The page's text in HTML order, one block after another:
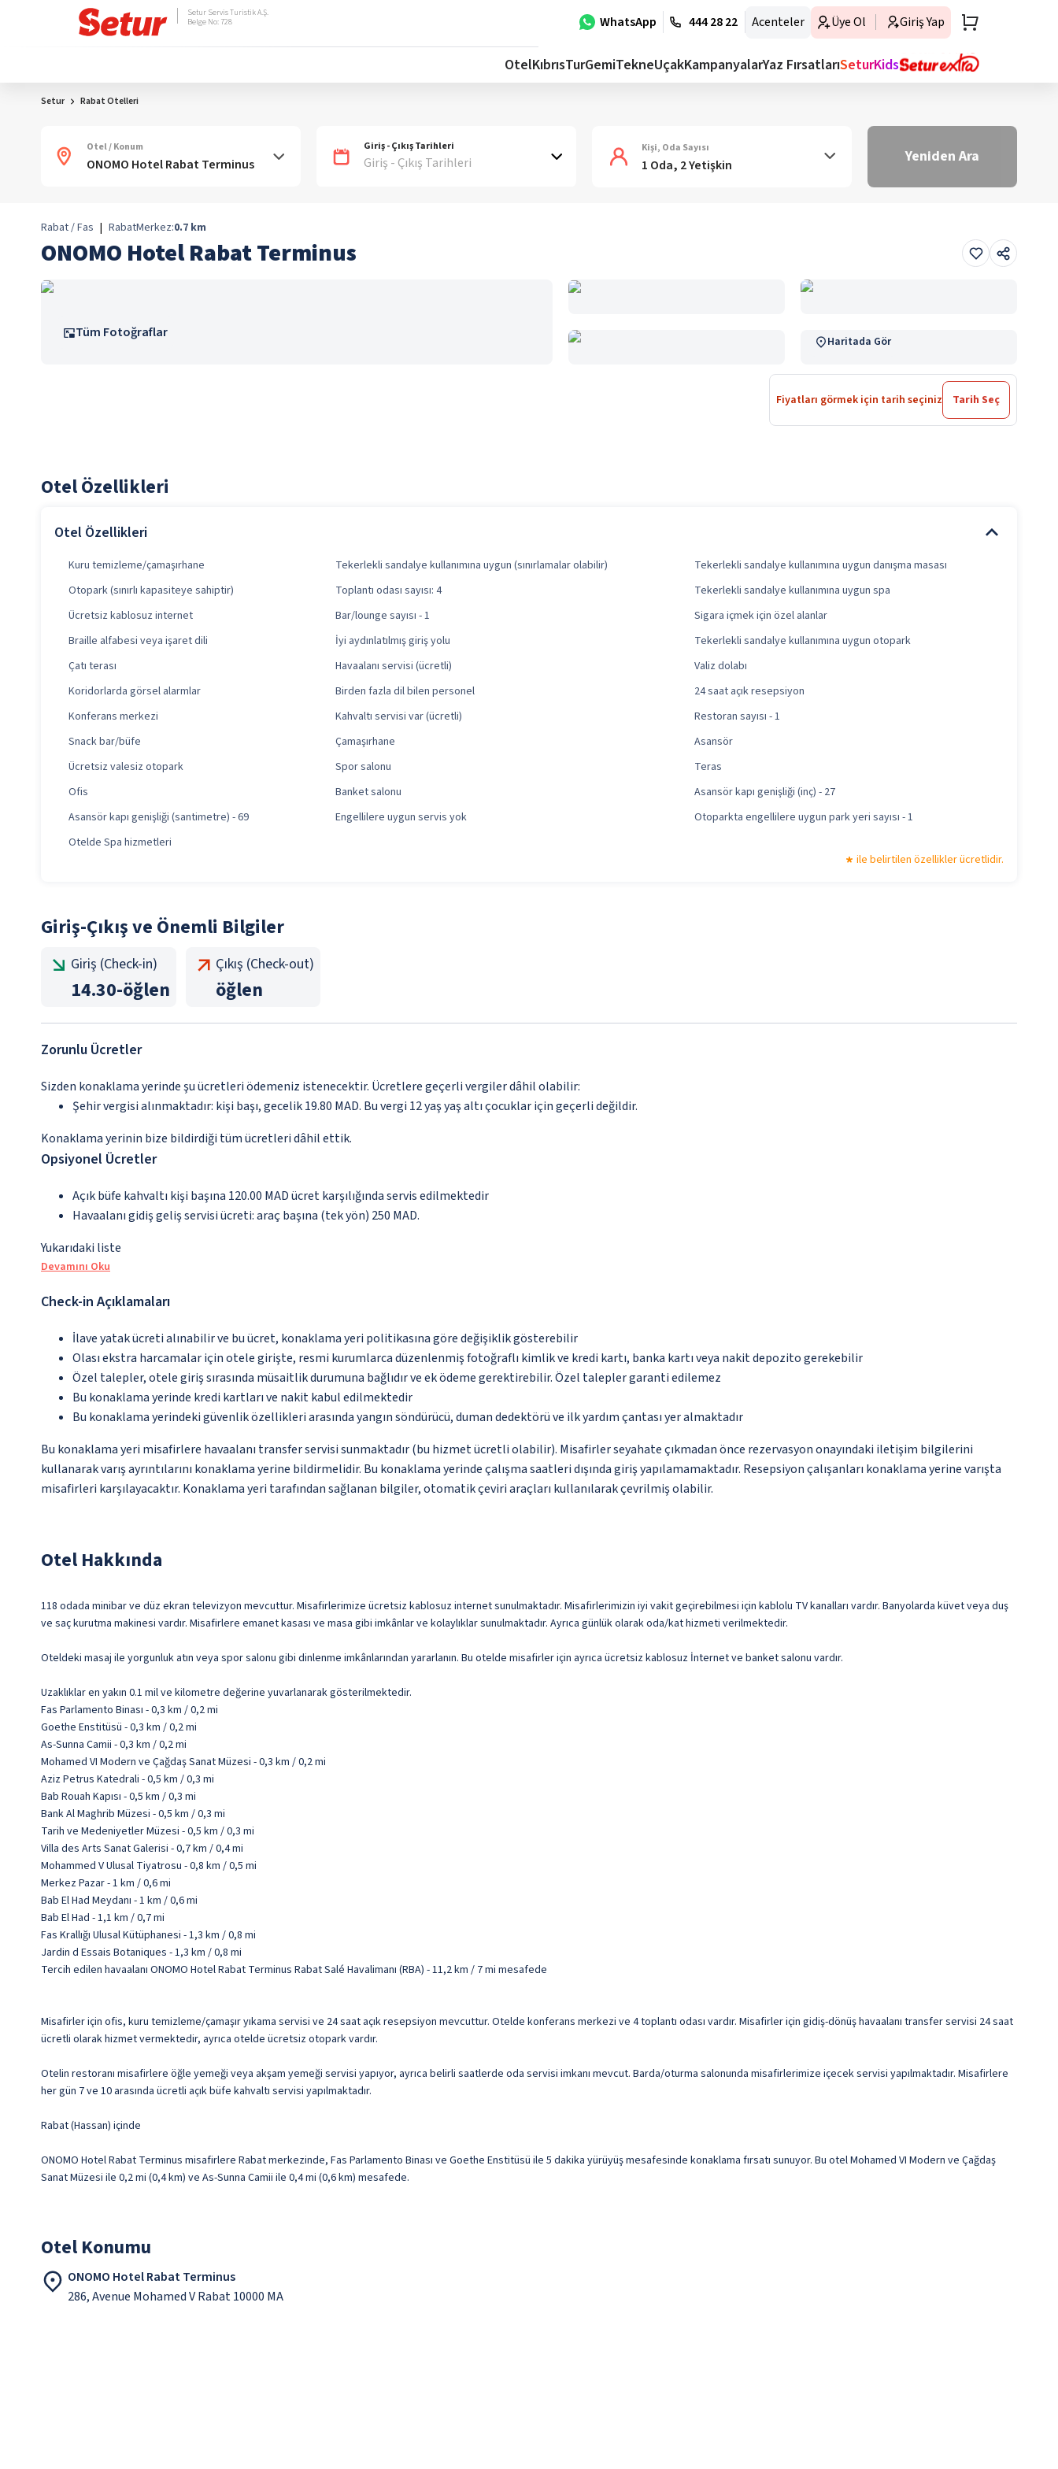
WhatsApp 444 28 22 Acenteler Üye Ol Giriş Yap
Setur Servis Turistik A.Ş.
Belge No: 728
OtelKıbrısTurGemiTekneUçakKampanyalarYaz FırsatlarıSeturKids
Setur Rabat Otelleri
Otel / Konum Giriş - Çıkış Tarihleri
Giriş - Çıkış Tarihleri
Kişi, Oda Sayısı
1 Oda, 2 Yetişkin Yeniden Ara
Rabat / Fas | RabatMerkez:0.7 km
ONOMO Hotel Rabat Terminus
Tüm Fotoğraflar
Haritada Gör
Fiyatları görmek için tarih seçiniz Tarih Seç
Otel Özellikleri
Otel Özellikleri
Kuru temizleme/çamaşırhane Tekerlekli sandalye kullanımına uygun (sınırlamalar olabilir)
Tekerlekli sandalye kullanımına uygun danışma masası
Otopark (sınırlı kapasiteye sahiptir)
Toplantı odası sayısı: 4
Tekerlekli sandalye kullanımına uygun spa
Ücretsiz kablosuz internet
Bar/lounge sayısı - 1
Sigara içmek için özel alanlar
Braille alfabesi veya işaret dili
İyi aydınlatılmış giriş yolu
Tekerlekli sandalye kullanımına uygun otopark
Çatı terası
Havaalanı servisi (ücretli)
Valiz dolabı
Koridorlarda görsel alarmlar
Birden fazla dil bilen personel
24 saat açık resepsiyon
Konferans merkezi
Kahvaltı servisi var (ücretli)
Restoran sayısı - 1
Snack bar/büfe
Çamaşırhane
Asansör
Ücretsiz valesiz otopark
Spor salonu
Teras
Ofis
Banket salonu
Asansör kapı genişliği (inç) - 27
Asansör kapı genişliği (santimetre) - 69
Engellilere uygun servis yok
Otoparkta engellilere uygun park yeri sayısı - 1
Otelde Spa hizmetleri
ile belirtilen özellikler ücretlidir.
Giriş-Çıkış ve Önemli Bilgiler
Giriş (Check-in)
14.30-öğlen
Çıkış (Check-out)
öğlen
Zorunlu Ücretler
Sizden konaklama yerinde şu ücretleri ödemeniz istenecektir. Ücretlere geçerli vergiler dâhil olabilir:
Şehir vergisi alınmaktadır: kişi başı, gecelik 19.80 MAD. Bu vergi 12 yaş yaş altı çocuklar için geçerli değildir.
Konaklama yerinin bize bildirdiği tüm ücretleri dâhil ettik.
Opsiyonel Ücretler
Açık büfe kahvaltı kişi başına 120.00 MAD ücret karşılığında servis edilmektedir
Havaalanı gidiş geliş servisi ücreti: araç başına (tek yön) 250 MAD.
Yukarıdaki liste
Devamını Oku
Check-in Açıklamaları
İlave yatak ücreti alınabilir ve bu ücret, konaklama yeri politikasına göre değişiklik gösterebilir
Olası ekstra harcamalar için otele girişte, resmi kurumlarca düzenlenmiş fotoğraflı kimlik ve kredi kartı, banka kartı veya nakit depozito gerekebilir
Özel talepler, otele giriş sırasında müsaitlik durumuna bağlıdır ve ek ödeme gerektirebilir. Özel talepler garanti edilemez
Bu konaklama yerinde kredi kartları ve nakit kabul edilmektedir
Bu konaklama yerindeki güvenlik özellikleri arasında yangın söndürücü, duman dedektörü ve ilk yardım çantası yer almaktadır
Bu konaklama yeri misafirlere havaalanı transfer servisi sunmaktadır (bu hizmet ücretli olabilir). Misafirler seyahate çıkmadan önce rezervasyon onayındaki iletişim bilgilerini
kullanarak varış ayrıntılarını konaklama yerine bildirmelidir. Bu konaklama yerinde çalışma saatleri dışında giriş yapılamamaktadır. Resepsiyon çalışanları konaklama yerine varışta
misafirleri karşılayacaktır. Konaklama yeri tarafından sağlanan bilgiler, otomatik çeviri araçları kullanılarak çevrilmiş olabilir.
Otel Hakkında
118 odada minibar ve düz ekran televizyon mevcuttur. Misafirlerimize ücretsiz kablosuz internet sunulmaktadır. Misafirlerimizin iyi vakit geçirebilmesi için kablolu TV kanalları vardır. Banyolarda küvet veya duş
ve saç kurutma makinesi vardır. Misafirlere emanet kasası ve masa gibi imkânlar ve kolaylıklar sunulmaktadır. Ayrıca günlük olarak oda/kat hizmeti verilmektedir.
Oteldeki masaj ile yorgunluk atın veya spor salonu gibi dinlenme imkânlarından yararlanın. Bu otelde misafirler için ayrıca ücretsiz kablosuz İnternet ve banket salonu vardır.
Uzaklıklar en yakın 0.1 mil ve kilometre değerine yuvarlanarak gösterilmektedir.
Fas Parlamento Binası - 0,3 km / 0,2 mi
Goethe Enstitüsü - 0,3 km / 0,2 mi
As-Sunna Camii - 0,3 km / 0,2 mi
Mohamed VI Modern ve Çağdaş Sanat Müzesi - 0,3 km / 0,2 mi
Aziz Petrus Katedrali - 0,5 km / 0,3 mi
Bab Rouah Kapısı - 0,5 km / 0,3 mi
Bank Al Maghrib Müzesi - 0,5 km / 0,3 mi
Tarih ve Medeniyetler Müzesi - 0,5 km / 0,3 mi
Villa des Arts Sanat Galerisi - 0,7 km / 0,4 mi
Mohammed V Ulusal Tiyatrosu - 0,8 km / 0,5 mi
Merkez Pazar - 1 km / 0,6 mi
Bab El Had Meydanı - 1 km / 0,6 mi
Bab El Had - 1,1 km / 0,7 mi
Fas Krallığı Ulusal Kütüphanesi - 1,3 km / 0,8 mi
Jardin d Essais Botaniques - 1,3 km / 0,8 mi
Tercih edilen havaalanı ONOMO Hotel Rabat Terminus Rabat Salé Havalimanı (RBA) - 11,2 km / 7 mi mesafede
Misafirler için ofis, kuru temizleme/çamaşır yıkama servisi ve 24 saat açık resepsiyon mevcuttur. Otelde konferans merkezi ve 4 toplantı odası vardır. Misafirler için gidiş-dönüş havaalanı transfer servisi 24 saat
ücretli olarak hizmet vermektedir, ayrıca otelde ücretsiz otopark vardır.
Otelin restoranı misafirlere öğle yemeği veya akşam yemeği servisi yapıyor, ayrıca belirli saatlerde oda servisi imkanı mevcut. Barda/oturma salonunda misafirlerimize içecek servisi yapılmaktadır. Misafirlere
her gün 7 ve 10 arasında ücretli açık büfe kahvaltı servisi yapılmaktadır.
Rabat (Hassan) içinde
ONOMO Hotel Rabat Terminus misafirlere Rabat merkezinde, Fas Parlamento Binası ve Goethe Enstitüsü ile 5 dakika yürüyüş mesafesinde konaklama fırsatı sunuyor. Bu otel Mohamed VI Modern ve Çağdaş
Sanat Müzesi ile 0,2 mi (0,4 km) ve As-Sunna Camii ile 0,4 mi (0,6 km) mesafede.
Otel Konumu
ONOMO Hotel Rabat Terminus
286, Avenue Mohamed V Rabat 10000 MA